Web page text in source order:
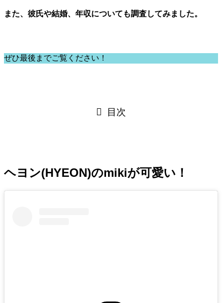
また、彼氏や結婚、年収についても調査してみました。
ぜひ最後までご覧ください！
目次
ヘヨン(HYEON)のmikiが可愛い！